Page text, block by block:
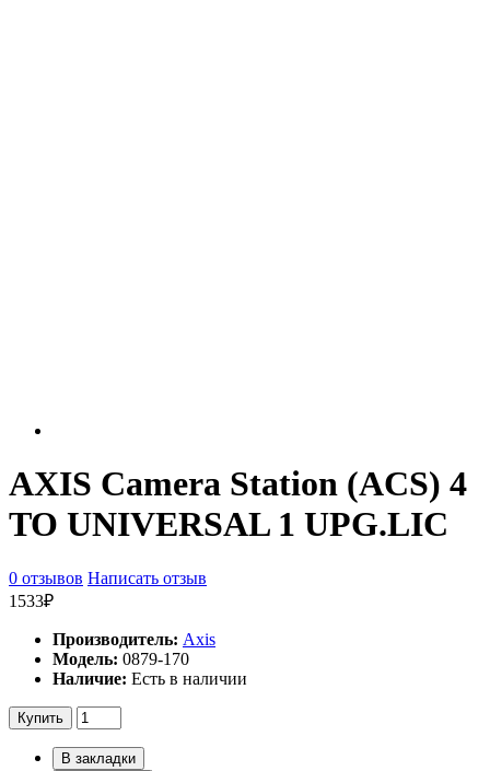
AXIS Camera Station (ACS) 4
TO UNIVERSAL 1 UPG.LIC
0 отзывов Написать отзыв
1533₽
Производитель: Axis
Модель: 0879-170
Наличие: Есть в наличии
Купить
В закладки